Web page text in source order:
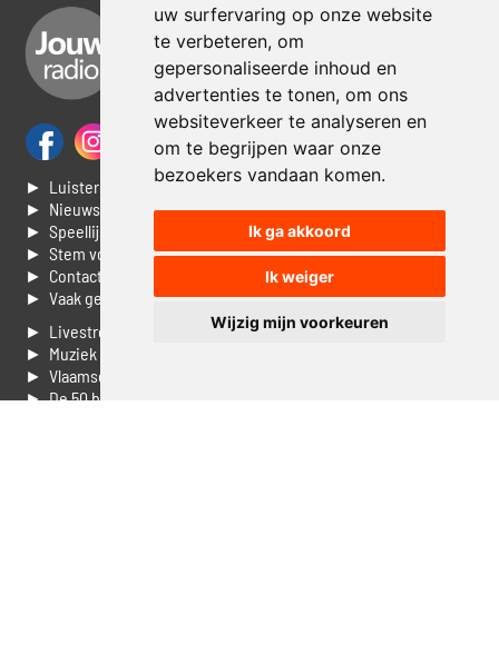
uw surfervaring op onze website
te verbeteren, om
gepersonaliseerde inhoud en
advertenties te tonen, om ons
websiteverkeer te analyseren en
om te begrijpen waar onze
bezoekers vandaan komen.
Ik ga akkoord
Ik weiger
Wijzig mijn voorkeuren
► Luisteren naar Jouwradio
► Nieuws
► Speellijst
► Stem voor de Dag top 3
► Contacteer ons
► Vaak gestelde vragen
► Livestream informatie
► Muziek opzoeken
► Vlaamse 100 Aller tijden
► De 50 beste van...